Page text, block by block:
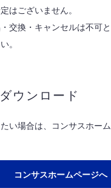
はございません。
交換・キャンセルは不可と
。
ウンロード
い場合は、コンサスホー
コンサスホームページへ